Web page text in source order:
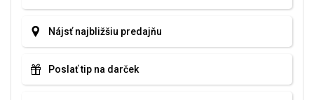
Nájsť najbližšiu predajňu
Poslať tip na darček